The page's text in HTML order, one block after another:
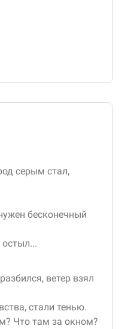
серым стал,
бесконечный
ветер взял
стали тенью.
Что там за окном?